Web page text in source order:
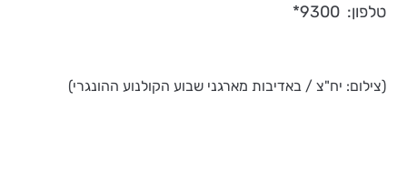
טלפון: 9300*
(צילום: יח"צ / באדיבות מארגני שבוע הקולנוע ההונגרי)